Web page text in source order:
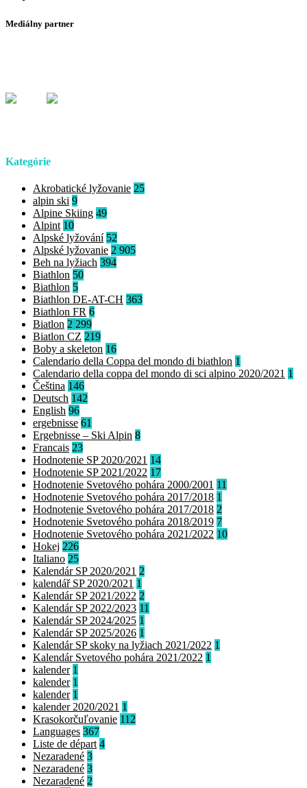
Mediálny partner
Kategórie
Akrobatické lyžovanie 25
alpin ski 9
Alpine Skiing 49
Alpint 10
Alpské lyžování 52
Alpské lyžovanie 2 905
Beh na lyžiach 394
Biathlon 50
Biathlon 5
Biathlon DE-AT-CH 363
Biathlon FR 6
Biatlon 2 299
Biatlon CZ 219
Boby a skeleton 16
Calendario della Coppa del mondo di biathlon 1
Calendario della coppa del mondo di sci alpino 2020/2021 1
Čeština 146
Deutsch 142
English 96
ergebnisse 61
Ergebnisse – Ski Alpin 8
Francais 23
Hodnotenie SP 2020/2021 14
Hodnotenie SP 2021/2022 17
Hodnotenie Svetového pohára 2000/2001 11
Hodnotenie Svetového pohára 2017/2018 1
Hodnotenie Svetového pohára 2017/2018 2
Hodnotenie Svetového pohára 2018/2019 7
Hodnotenie Svetového pohára 2021/2022 10
Hokej 226
Italiano 25
Kalendár SP 2020/2021 2
kalendář SP 2020/2021 1
Kalendár SP 2021/2022 2
Kalendár SP 2022/2023 11
Kalendár SP 2024/2025 1
Kalendár SP 2025/2026 1
Kalendár SP skoky na lyžiach 2021/2022 1
Kalendár Svetového pohára 2021/2022 1
kalender 1
kalender 1
kalender 1
kalender 2020/2021 1
Krasokorčuľovanie 112
Languages 367
Liste de départ 4
Nezaradené 3
Nezaradené 3
Nezaradené 2